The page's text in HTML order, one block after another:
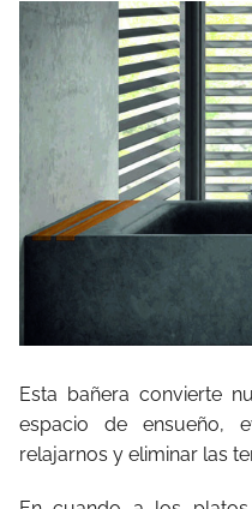
Esta bañera convierte
espacio de ensueño,
relajarnos y eliminar las